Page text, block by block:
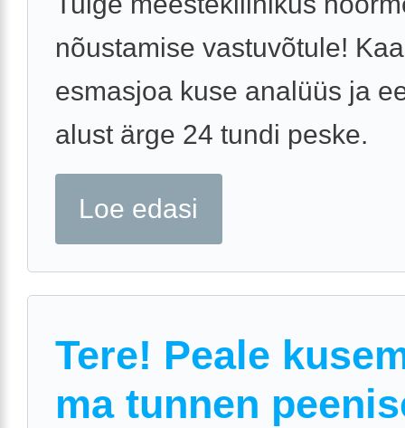
nõustamise vastuvõtule!
esmasjoa kuse analüüs ja
alust ärge 24 tundi peske.
Loe edasi
Tere! Peale
ma tunnen